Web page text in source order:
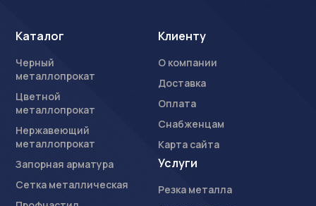
Каталог
Черный
металлопрокат
Цветной
металлопрокат
Нержавеющий
металлопрокат
Запорная арматура
Сетка металлическая
Клиенту
О компании
Доставка
Оплата
Снабженцам
Карта сайта
Услуги
Резка металла